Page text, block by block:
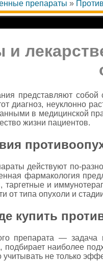
препараты »
и
представляют
диагноз, неуклонно
в медицинской
жизни пациентов.
действуют по-
фармакология
и
от типа опухоли и
купить
препарата — задача
подбирает наиболее
не только